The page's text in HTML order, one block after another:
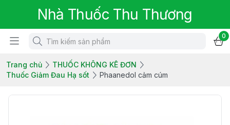
Nhà Thuốc Thu Thương
0
Trang chủ
THUỐC KHÔNG KÊ ĐƠN
Thuốc Giảm Đau Hạ sốt
Phaanedol cảm cúm